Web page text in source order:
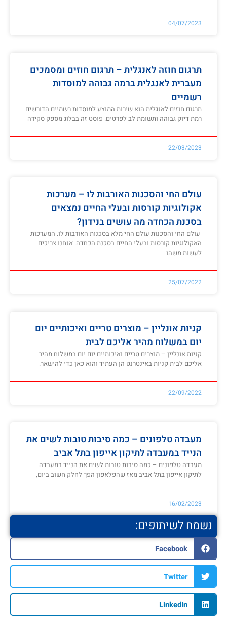
04/07/2023
תרגום חוזה לאנגלית – תרגום חוזים ומסמכים
מעברית לאנגלית ברמה גבוהה למוסדות
רשמיים
תרגום חוזים לאנגלית הוא שירות המוצע למוסדות רשמיים הדורשים
רמת דיוק גבוהה ותשומת לב לפרטים. פוסט זה בבלוג מספק סקירה
22/03/2023
עולם החי והסכנות האורבות לו – מערכות
אקולוגיות קורסות ובעלי החיים נמצאים
בסכנת הכחדה מה עושים בנידון?
עולם החי והסכנות עולם החי מלא בסכנות האורבות לו. המערכות
האקולוגיות קורסות ובעלי החיים בסכנת הכחדה. אנחנו צריכים
לעשות משהו
25/07/2022
קניות אונליין – מוצרים טריים ואיכותיים יום
יום במשלוח מהיר אליכם לבית
קניות אונליין – מוצרים טריים ואיכותיים יום יום במשלוח מהיר
אליכם לבית קניות באינטרנט הן העתיד והוא כאן כדי להישאר.
22/09/2022
מעבדה טלפונים – כמה סיבות טובות לשים את
הנייד במעבדה לתיקון אייפון בתל אביב
מעבדה טלפונים – כמה סיבות טובות לשים את הנייד במעבדה
לתיקון אייפון בתל אביב מאז שהפלאפון הפך לחלק חשוב ביום,
16/02/2023
נשמח לשיתופים:
Facebook
Twitter
LinkedIn